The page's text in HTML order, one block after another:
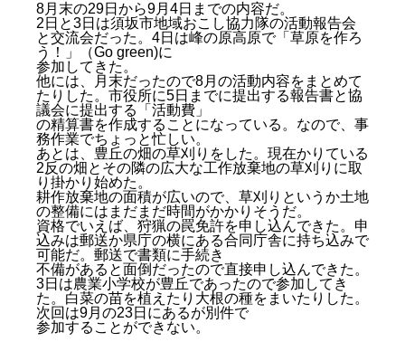
拠点紹介 移住相談 お問合せ
プライバシーポリシー
8月末の29日から9月4日までの内容だ。
2日と3日は須坂市地域おこし協力隊の活動報告会
と交流会だった。4日は峰の原高原で「草原を作ろ
う！」（Go green)に
参加してきた。
他には、月末だったので8月の活動内容をまとめて
たりした。市役所に5日までに提出する報告書と協
議会に提出する「活動費」
の精算書を作成することになっている。なので、事
務作業でちょっと忙しい。
あとは、豊丘の畑の草刈りをした。現在かりている
2反の畑とその隣の広大な工作放棄地の草刈りに取
り掛かり始めた。
耕作放棄地の面積が広いので、草刈りというか土地
の整備にはまだまだ時間がかかりそうだ。
資格でいえば、狩猟の罠免許を申し込んできた。申
込みは郵送か県庁の横にある合同庁舎に持ち込みで
可能だ。郵送で書類に手続き
不備があると面倒だったので直接申し込んできた。
3日は農業小学校が豊丘であったので参加してき
た。白菜の苗を植えたり大根の種をまいたりした。
次回は9月の23日にあるが別件で
参加することができない。